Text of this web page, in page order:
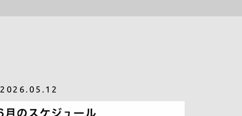
2026.05.12